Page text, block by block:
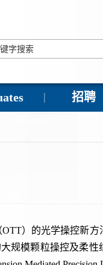
招聘
OTT）的光学操控新方
规模颗粒操控及柔性